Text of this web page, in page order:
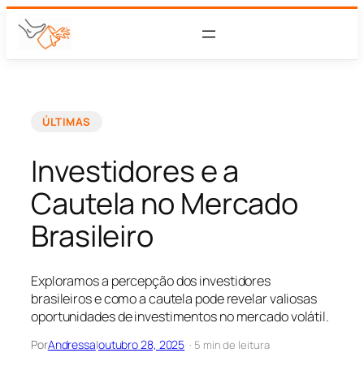
ÚLTIMAS
Investidores e a
Cautela no Mercado
Brasileiro
Exploramos a percepção dos investidores
brasileiros e como a cautela pode revelar valiosas
oportunidades de investimentos no mercado volátil.
PorAndressa|outubro 28, 2025 · 5 min de leitura